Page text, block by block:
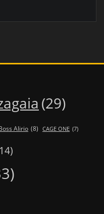
(29)
Alirio (8) CAGE ONE (7)